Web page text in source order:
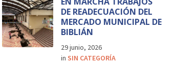
DE READECUACIÓN DEL
MERCADO MUNICIPAL DE
BIBLIÁN
29 junio, 2026
inSIN CATEGORÍA